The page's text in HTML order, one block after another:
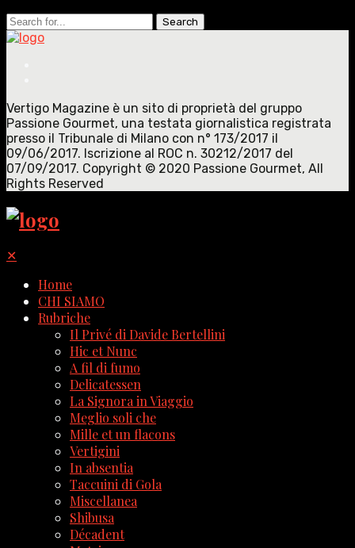
Search
for:
Vertigo Magazine è un sito di proprietà del gruppo
Passione Gourmet, una testata giornalistica registrata
presso il Tribunale di Milano con n° 173/2017 il
09/06/2017. Iscrizione al ROC n. 30212/2017 del
07/09/2017. Copyright © 2020 Passione Gourmet, All
Rights Reserved
✕
Home
CHI SIAMO
Rubriche
Il Privé di Davide Bertellini
Hic et Nunc
A fil di fumo
Delicatessen
La Signora in Viaggio
Meglio soli che
Mille et un flacons
Vertigini
In absentia
Taccuini di Gola
Miscellanea
Shibusa
Décadent